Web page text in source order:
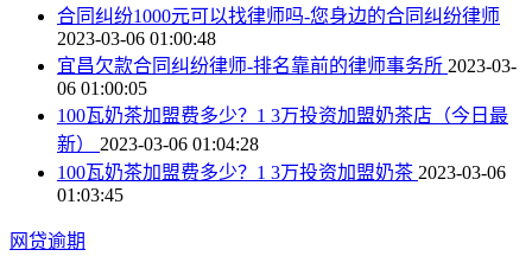
合同纠纷1000元可以找律师吗-您身边的合同纠纷律师
2023-03-06 01:00:48
宜昌欠款合同纠纷律师-排名靠前的律师事务所 2023-03-
06 01:00:05
100瓦奶茶加盟费多少？1 3万投资加盟奶茶店（今日最
新） 2023-03-06 01:04:28
100瓦奶茶加盟费多少？1 3万投资加盟奶茶 2023-03-06
01:03:45
网贷逾期